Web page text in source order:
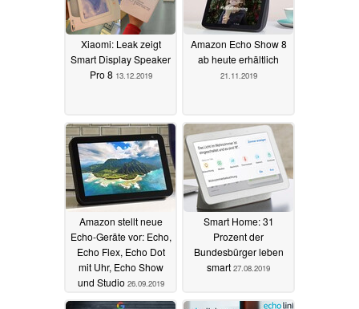
Xiaomi: Leak zeigt
Smart Display Speaker
Pro 8 13.12.2019
Amazon Echo Show 8
ab heute erhältlich
21.11.2019
Amazon stellt neue
Echo-Geräte vor: Echo,
Echo Flex, Echo Dot
mit Uhr, Echo Show
und Studio 26.09.2019
Smart Home: 31
Prozent der
Bundesbürger leben
smart 27.08.2019